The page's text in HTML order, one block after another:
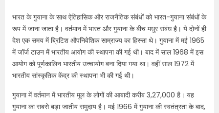
भारत के गुयाना के साथ ऐतिहासिक और राजनैतिक संबंधों को भारत-गुयाना संबंधों के
रूप में जाना जाता है। वर्तमान में भारत और गुयाना के बीच मधुर संबंध है। ये दोनों ही
देश एक समय में ब्रिटिश औपनिवेशिक साम्राज्य का हिस्सा थे। गुयाना में मई 1965
में जॉर्ज टाउन में भारतीय आयोग की स्थापना की गई थी। बाद में साल 1968 में इस
आयोग को पूर्णकालिन भारतीय उच्चायोग बना दिया गया था। वहीं साल 1972 में
भारतीय सांस्कृतिक केंद्र की स्थापना भी की गई थी।
गुयाना में वर्तमान में भारतीय मूल के लोगों की आबादी करीब 3,27,000 है। यह
गुयाना का सबसे बड़ा जातीय समुदाय है। मई 1966 में गुयाना की स्वतंत्रता के बाद,